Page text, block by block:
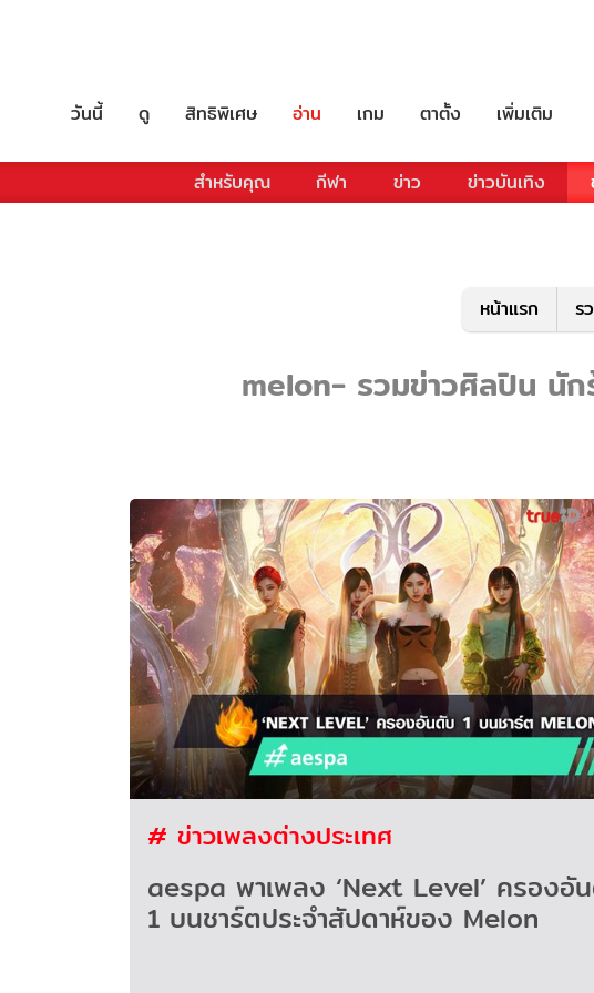
วันนี้ ดู สิทธิพิเศษ อ่าน เกม ตาตั้ง เพิ่มเติม
สำหรับคุณ กีฬา ข่าว ข่าวบันเทิง
หน้าแรก ร
melon- รวมข่าวศิลปิน นัก
# ข่าวเพลงต่างประเทศ
aespa พาเพลง ‘Next Level’ ครองอั
1 บนชาร์ตประจำสัปดาห์ของ Melon